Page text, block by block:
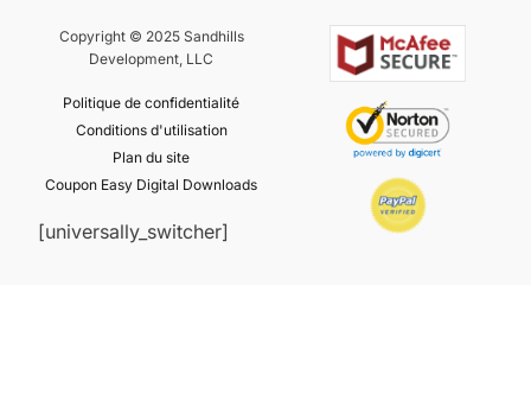
Copyright © 2025 Sandhills
Development, LLC
Politique de confidentialité
Conditions d'utilisation
Plan du site
Coupon Easy Digital Downloads
[universally_switcher]